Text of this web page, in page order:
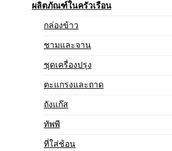
ผลิตภัณฑ์ในครัวเรือน
กล่องข้าว
ชามและจาน
ชุดเครื่องปรุง
ตะแกรงและถาด
ถังแก๊ส
ทัพพี
ที่ใส่ช้อน